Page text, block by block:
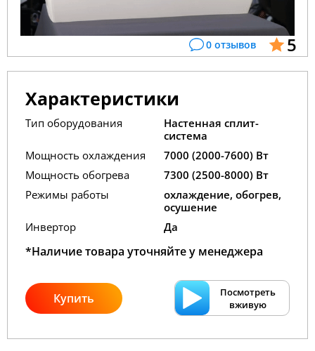
0 отзывов 5
Характеристики
Тип оборудования
Настенная сплит-
система
Мощность охлаждения
7000 (2000-7600) Вт
Мощность обогрева
7300 (2500-8000) Вт
Режимы работы
охлаждение, обогрев,
осушение
Инвертор
Да
*Наличие товара уточняйте у менеджера
Купить
Посмотреть
вживую